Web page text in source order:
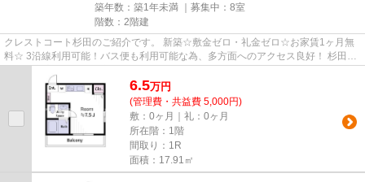
築年数：築1年未満 ｜募集中： 8室
階数：2階建
クレストコート杉田のご紹介です。 新築☆敷金ゼロ・礼金ゼロ☆お家賃1ヶ月無
料☆ 3沿線利用可能！バス便も利用可能な為、多方面へのアクセス良好！ 杉田駅
6.5万円
(管理費・共益費 5,000円)
敷：0ヶ月｜礼：0ヶ月
所在階：1階
間取り：1R
面積：17.91㎡